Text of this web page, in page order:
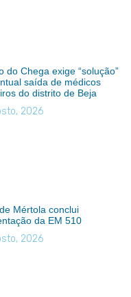
do Chega exige “solução”
saída de médicos
do distrito de Beja
2026
Mértola conclui
da EM 510
2026